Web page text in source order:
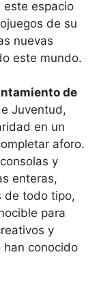
este espacio
de su
nuevas
este mundo.
de
Juventud,
en un
aforo.
y
enteras,
de todo tipo,
para
y
han conocido